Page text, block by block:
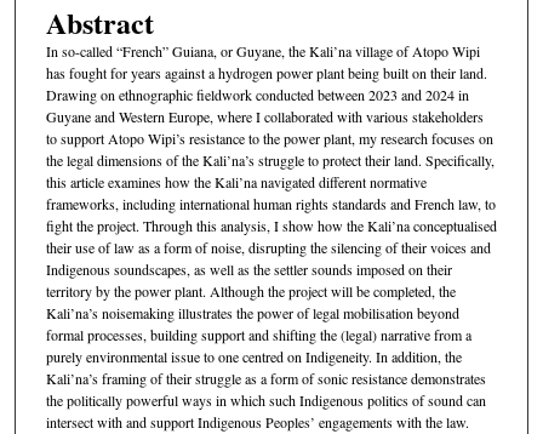
Abstract
In so-called “French” Guiana, or Guyane, the Kali’na village of Atopo Wipi
has fought for years against a hydrogen power plant being built on their land.
Drawing on ethnographic fieldwork conducted between 2023 and 2024 in
Guyane and Western Europe, where I collaborated with various stakeholders
to support Atopo Wipi’s resistance to the power plant, my research focuses on
the legal dimensions of the Kali’na’s struggle to protect their land. Specifically,
this article examines how the Kali’na navigated different normative
frameworks, including international human rights standards and French law, to
fight the project. Through this analysis, I show how the Kali’na conceptualised
their use of law as a form of noise, disrupting the silencing of their voices and
Indigenous soundscapes, as well as the settler sounds imposed on their
territory by the power plant. Although the project will be completed, the
Kali’na’s noisemaking illustrates the power of legal mobilisation beyond
formal processes, building support and shifting the (legal) narrative from a
purely environmental issue to one centred on Indigeneity. In addition, the
Kali’na’s framing of their struggle as a form of sonic resistance demonstrates
the politically powerful ways in which such Indigenous politics of sound can
intersect with and support Indigenous Peoples’ engagements with the law.